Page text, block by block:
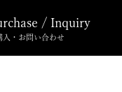
/ Inquiry
入・お問い合わせ